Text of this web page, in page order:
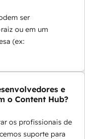
ser
ou em um
(ex:
e
o Content Hub?
os profissionais de
suporte para